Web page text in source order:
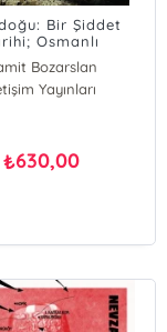
Bir Şiddet
Osmanlı
El Kaideye
Bozarslan
Yayınları
₺630,00